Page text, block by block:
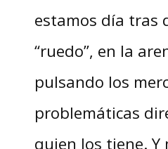
estamos día tras
“ruedo”, en la
pulsando los
problemáticas
quien los tiene. Y